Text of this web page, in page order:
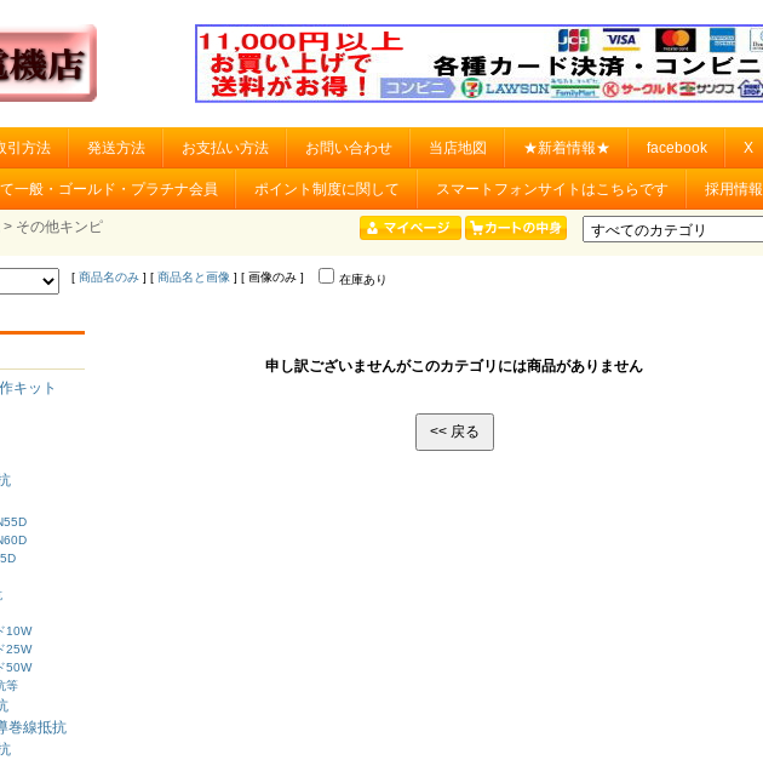
引方法 発送方法 お支払い方法 お問い合わせ 当店地図 ★新着情報★ facebook X
一般・ゴールド・プラチナ会員 ポイント制度に関して スマートフォンサイトはこちらです 採用情報
> その他キンピ
[ 商品名のみ ] [ 商品名と画像 ] [ 画像のみ ] 在庫あり
申し訳ございませんがこのカテゴリには商品がありません
キット
10W
25W
50W
等
巻線抵抗